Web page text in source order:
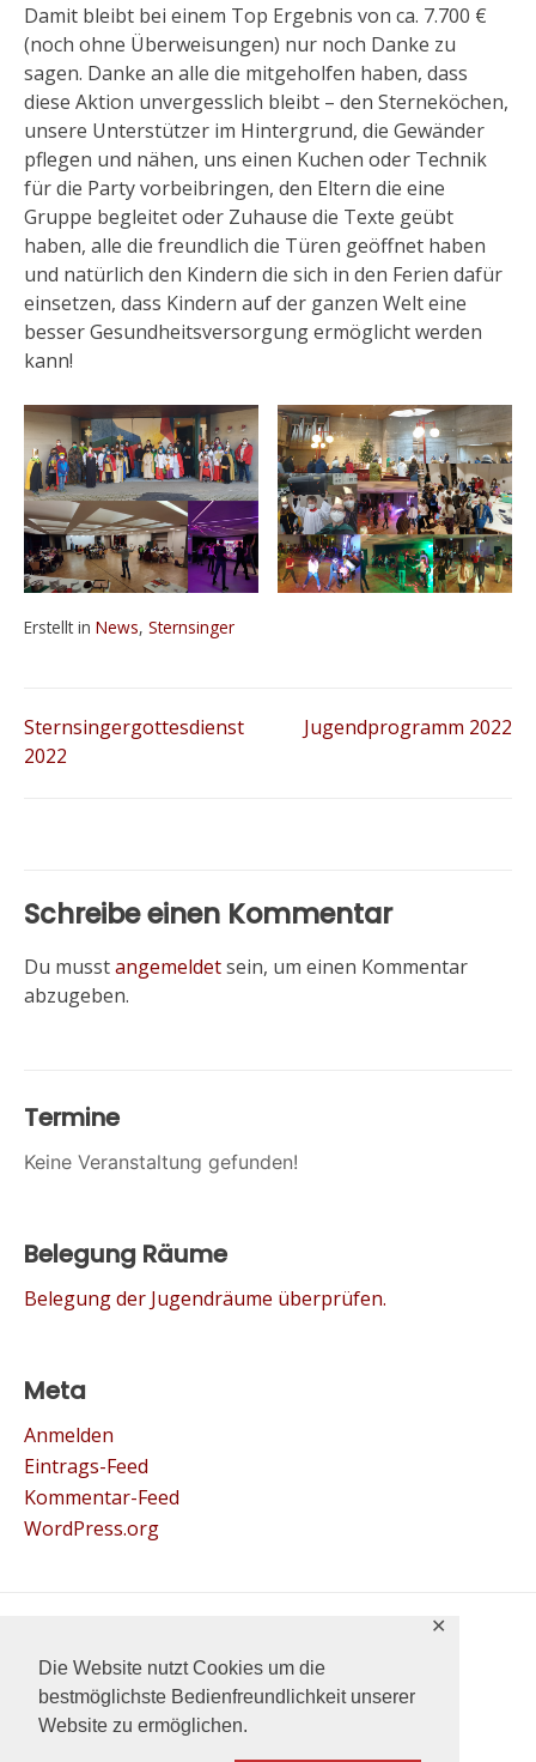
Die Website nutzt Cookies um die
bestmöglichste Bedienfreundlichkeit unserer
Website zu ermöglichen.
✕
Damit bleibt bei einem Top Ergebnis von ca. 7.700 €
(noch ohne Überweisungen) nur noch Danke zu
sagen. Danke an alle die mitgeholfen haben, dass
diese Aktion unvergesslich bleibt – den Sterneköchen,
unsere Unterstützer im Hintergrund, die Gewänder
pflegen und nähen, uns einen Kuchen oder Technik
für die Party vorbeibringen, den Eltern die eine
Gruppe begleitet oder Zuhause die Texte geübt
haben, alle die freundlich die Türen geöffnet haben
und natürlich den Kindern die sich in den Ferien dafür
einsetzen, dass Kindern auf der ganzen Welt eine
besser Gesundheitsversorgung ermöglicht werden
kann!
Erstellt in News, Sternsinger
Sternsingergottesdienst
2022
Jugendprogramm 2022
Schreibe einen Kommentar
Du musstangemeldetsein, um einen Kommentar
abzugeben.
Termine
Keine Veranstaltung gefunden!
Belegung Räume
Belegung der Jugendräume überprüfen.
Meta
Anmelden
Eintrags-Feed
Kommentar-Feed
WordPress.org